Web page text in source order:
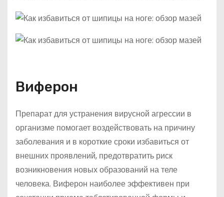
Виферон
Препарат для устранения вирусной агрессии в
организме помогает воздействовать на причину
заболевания и в короткие сроки избавиться от
внешних проявлений, предотвратить риск
возникновения новых образований на теле
человека. Виферон наиболее эффективен при